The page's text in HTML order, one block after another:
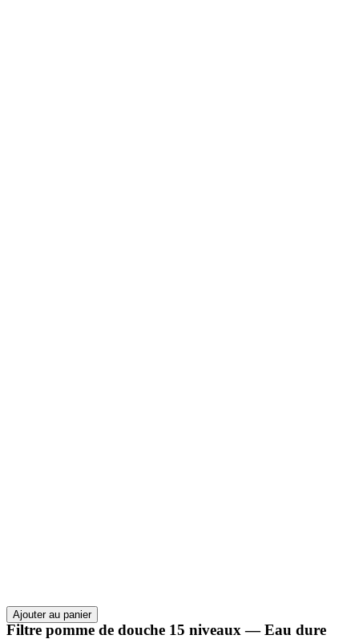
Ajouter au panier
Filtre pomme de douche 15 niveaux — Eau dure